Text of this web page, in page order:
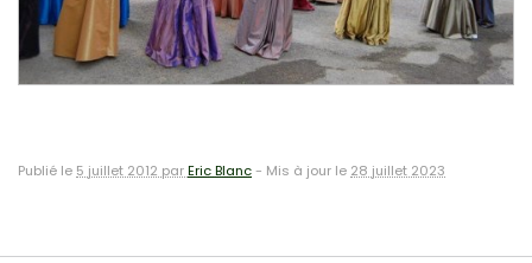
Publié le 5 juillet 2012 parEric Blanc- Mis à jour le 28 juillet 2023